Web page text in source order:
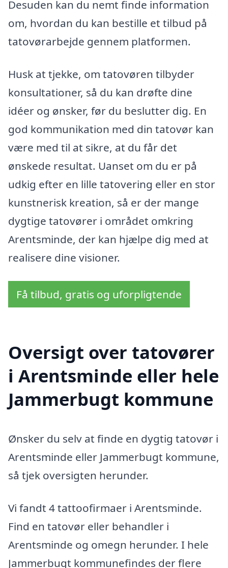
Desuden kan du nemt finde information
om, hvordan du kan bestille et tilbud på
tatovørarbejde gennem platformen.
Husk at tjekke, om tatovøren tilbyder
konsultationer, så du kan drøfte dine
idéer og ønsker, før du beslutter dig. En
god kommunikation med din tatovør kan
være med til at sikre, at du får det
ønskede resultat. Uanset om du er på
udkig efter en lille tatovering eller en stor
kunstnerisk kreation, så er der mange
dygtige tatovører i området omkring
Arentsminde, der kan hjælpe dig med at
realisere dine visioner.
Få tilbud, gratis og uforpligtende
Oversigt over tatovører
i Arentsminde eller hele
Jammerbugt kommune
Ønsker du selv at finde en dygtig tatovør i
Arentsminde eller Jammerbugt kommune,
så tjek oversigten herunder.
Vi fandt 4 tattoofirmaer i Arentsminde.
Find en tatovør eller behandler i
Arentsminde og omegn herunder. I hele
Jammerbugt kommunefindes der flere